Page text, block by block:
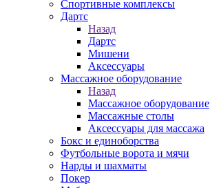
Спортивные комплексы
Дартс
Назад
Дартс
Мишени
Аксессуары
Массажное оборудование
Назад
Массажное оборудование
Массажные столы
Аксессуары для массажа
Бокс и единоборства
Футбольные ворота и мячи
Нарды и шахматы
Покер